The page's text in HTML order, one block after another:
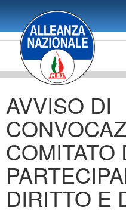
contenuto
principale
AVVISO DI
COMITATO
DIRITTO E